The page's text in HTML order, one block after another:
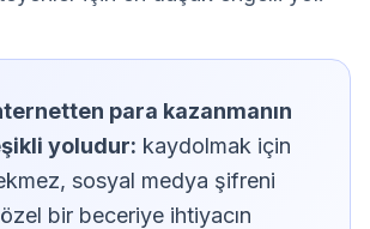
para kazanmanın
yoludur: kaydolmak için
sosyal medya şifreni
bir beceriye ihtiyacın